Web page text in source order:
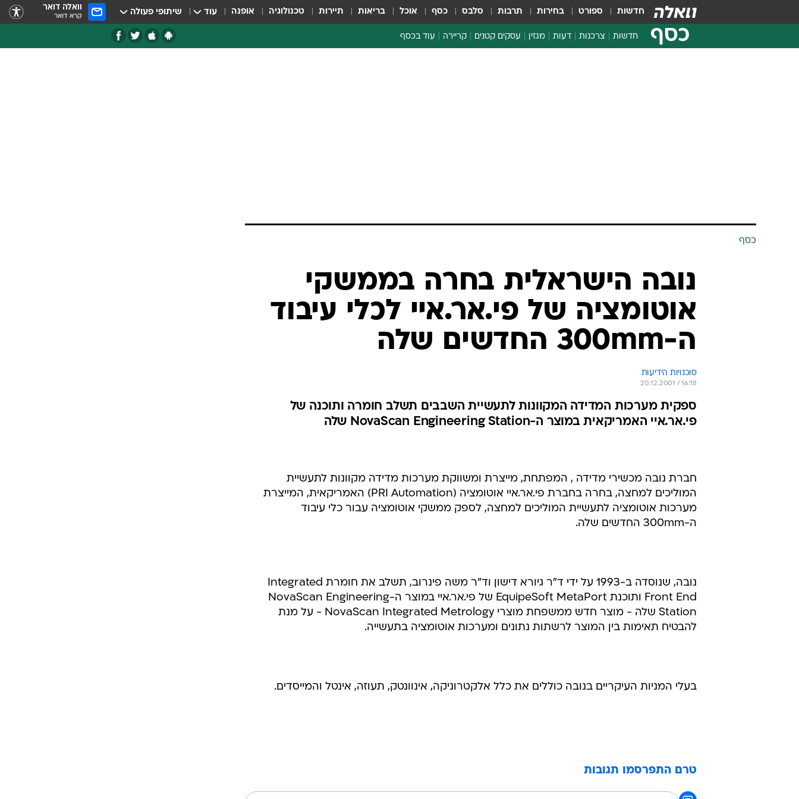
חדשות ספורט בחירות תרבות סלבס כסף אוכל בריאות תיירות טכנולוגיה אופנה עוד שיתופי פעולה וואלה דואר
קרא דואר
כסף חדשות צרכנות דעות מגזין עסקים קטנים קריירה עוד בכסף
כסף
נובה הישראלית בחרה בממשקי
אוטומציה של פי.אר.איי לכלי עיבוד
ה-300mm החדשים שלה
סוכנויות הידיעות
20.12.2001 / 16:18
ספקית מערכות המדידה המקוונות לתעשיית השבבים תשלב חומרה ותוכנה של
פי.אר.איי האמריקאית במוצר ה-NovaScan Engineering Station שלה
חברת נובה מכשירי מדידה , המפתחת, מייצרת ומשווקת מערכות מדידה מקוונות לתעשיית
המוליכים למחצה, בחרה בחברת פי.אר.איי אוטומציה (PRI Automation) האמריקאית, המייצרת
מערכות אוטומציה לתעשיית המוליכים למחצה, לספק ממשקי אוטומציה עבור כלי עיבוד
ה-300mm החדשים שלה.
נובה, שנוסדה ב-1993 על ידי ד"ר גיורא דישון וד"ר משה פינרוב, תשלב את חומרת Integrated
Front End ותוכנת EquipeSoft MetaPort של פי.אר.איי במוצר ה-NovaScan Engineering
Station שלה - מוצר חדש ממשפחת מוצרי NovaScan Integrated Metrology - על מנת
להבטיח תאימות בין המוצר לרשתות נתונים ומערכות אוטומציה בתעשייה.
בעלי המניות העיקריים בנובה כוללים את כלל אלקטרוניקה, אינוונטק, תעוזה, אינטל והמייסדים.
טרם התפרסמו תגובות